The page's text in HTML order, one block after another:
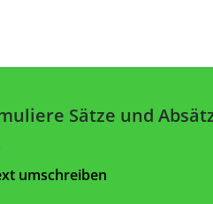
Sätze und
umschreiben